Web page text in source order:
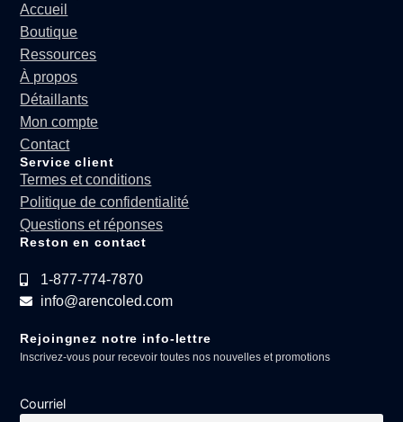
Accueil
Boutique
Ressources
À propos
Détaillants
Mon compte
Contact
Service client
Termes et conditions
Politique de confidentialité
Questions et réponses
Reston en contact
1-877-774-7870
info@arencoled.com
Rejoingnez notre info-lettre
Inscrivez-vous pour recevoir toutes nos nouvelles et promotions
Courriel